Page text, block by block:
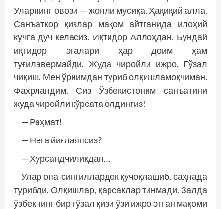
Уларнинг овози — жонли мусиқа. Ҳақиқий алла.
Санъаткор қизлар мақом айтганида илоҳий
кучга дуч келасиз. Иқтидор Аллоҳдан. Бундай
иқтидор эгалари ҳар доим ҳам
туғилавермайди. Жуда чиройли ижро. Гўзал
чиқиш. Мен ўрнимдан туриб олқишламоқчиман.
Фахрландим. Сиз Ўзбекистоним санъатини
жуда чиройли кўрсата олдингиз!
— Раҳмат!
— Нега йиғлаяпсиз?
— Хурсандчиликдан…
Улар опа-сингиллардек қучоқлашиб, саҳнада
турибди. Олқишлар, қарсаклар тинмади. Залда
ўзбекнинг бир гўзал қизи ўзи ижро этган мақоми